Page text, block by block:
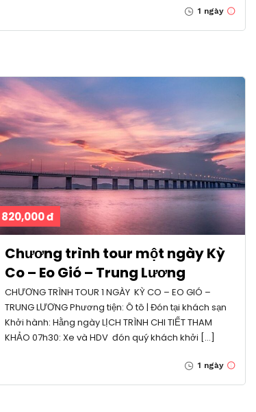
1 ngày
820,000 đ
Chương trình tour một ngày Kỳ
Co – Eo Gió – Trung Lương
CHƯƠNG TRÌNH TOUR 1 NGÀY KỲ CO – EO GIÓ –
TRUNG LƯƠNG Phương tiện: Ô tô | Đón tại khách sạn
Khởi hành: Hằng ngày LỊCH TRÌNH CHI TIẾT THAM
KHẢO 07h30: Xe và HDV đón quý khách khởi […]
1 ngày